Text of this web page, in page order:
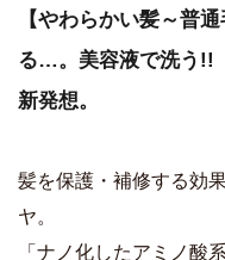
【やわらかい髪～普
る…。美容液で洗う!!
新発想。
髪を保護・補修する効
ヤ。
「ナノ化したアミノ酸